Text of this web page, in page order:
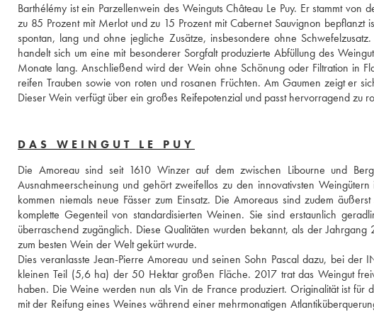
Barthélémy ist ein Parzellenwein des Weinguts Château Le Puy. Er stammt
zu 85 Prozent mit Merlot und zu 15 Prozent mit Cabernet Sauvignon bepflanzt
spontan, lang und ohne jegliche Zusätze, insbesondere ohne
handelt sich um eine mit besonderer Sorgfalt produzierte Abfüllung des
Monate lang. Anschließend wird der Wein ohne Schönung oder Filtration in
reifen Trauben sowie von roten und rosanen Früchten. Am Gaumen zeigt er
Dieser Wein verfügt über ein großes Reifepotenzial und passt hervorragend zu
DAS WEINGUT LE PUY
Die Amoreau sind seit 1610 Winzer auf dem zwischen Libourne und
Ausnahmeerscheinung und gehört zweifellos zu den innovativsten
kommen niemals neue Fässer zum Einsatz. Die Amoreaus sind zudem
komplette Gegenteil von standardisierten Weinen. Sie sind erstaunlich
überraschend zugänglich. Diese Qualitäten wurden bekannt, als der
zum besten Wein der Welt gekürt wurde.
Dies veranlasste Jean-Pierre Amoreau und seinen Sohn Pascal dazu, bei
kleinen Teil (5,6 ha) der 50 Hektar großen Fläche. 2017 trat das Weingut
haben. Die Weine werden nun als Vin de France produziert. Originalität ist für
mit der Reifung eines Weines während einer mehrmonatigen